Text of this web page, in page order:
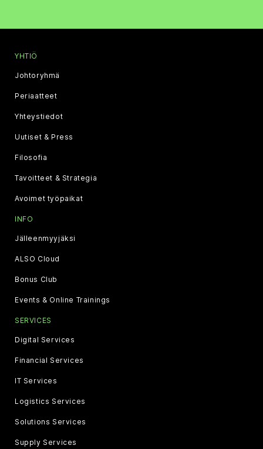
YHTIÖ
Johtoryhmä
Periaatteet
Yhteystiedot
Uutiset & Press
Filosofia
Tavoitteet & Strategia
Avoimet työpaikat
INFO
Jälleenmyyjäksi
ALSO Cloud
Bonus Club
Events & Online Trainings
SERVICES
Digital Services
Financial Services
IT Services
Logistics Services
Solutions Services
Supply Services